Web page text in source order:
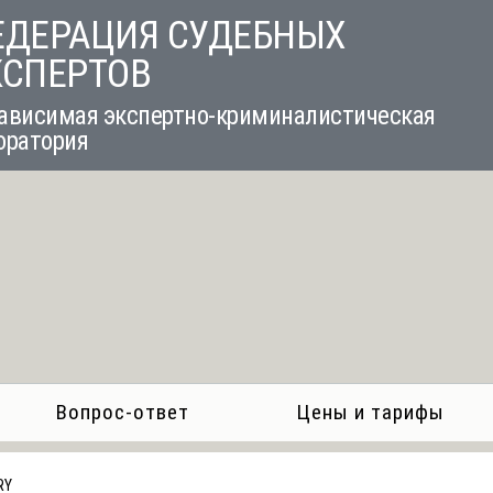
СУДЕБНЫХ
экспертно-криминалистическая
Вопрос-ответ Цены и тарифы